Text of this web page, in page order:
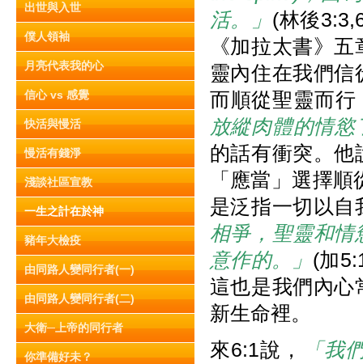
出世與入世
僕人領袖
月亮代表我的心
信心 vs 感覺
快活與慢活
慢活有錢淨
淺談社區宣教
一生之計在於神
豬年大檢疫
由同路人變同行者(一)
由同路人變同行者(二)
大衛─上帝的同行者
你準備好未？
活。」 (林後
《加拉太書》
靈內住在我們
而順從聖靈而
放縱肉體的情慾
的話有衝突。他
「應當」選擇
是泛指一切以自
相爭，聖靈和情
意作的。」 (加
這也是我們內心
新生命裡。
來6:1說，
「我